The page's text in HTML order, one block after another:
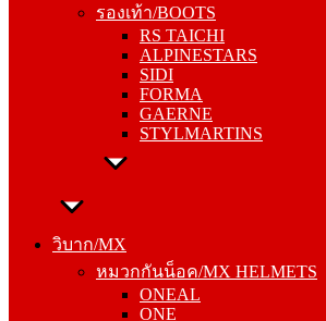
รองเท้า/BOOTS
RS TAICHI
ALPINESTARS
SIDI
FORMA
GAERNE
STYLMARTINS
วิบาก/MX
หมวกกันน็อค/MX HELMETS
ONEAL
ONE
ALPINESTARS
SIDI
FORMA
GAERNE
STYLMARTINS
วิบาก/MX
ONE
KINI